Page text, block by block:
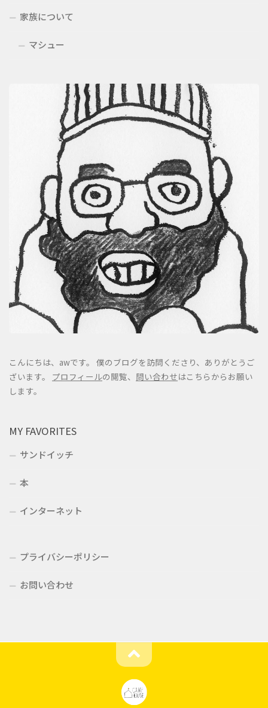
家族について
マシュー
こんにちは、awです。 僕のブログを訪問くださり、ありがとうご
ざいます。 プロフィールの閲覧、 問い合わせはこちらからお願い
します。
MY FAVORITES
サンドイッチ
本
インターネット
プライバシーポリシー
お問い合わせ